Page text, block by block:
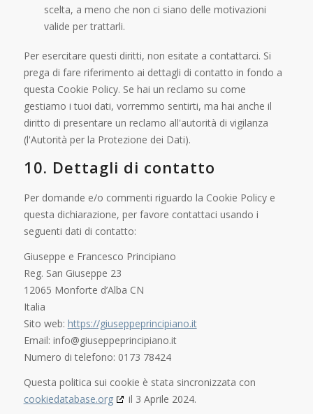
scelta, a meno che non ci siano delle motivazioni
valide per trattarli.
Per esercitare questi diritti, non esitate a contattarci. Si
prega di fare riferimento ai dettagli di contatto in fondo a
questa Cookie Policy. Se hai un reclamo su come
gestiamo i tuoi dati, vorremmo sentirti, ma hai anche il
diritto di presentare un reclamo all'autorità di vigilanza
(l'Autorità per la Protezione dei Dati).
10. Dettagli di contatto
Per domande e/o commenti riguardo la Cookie Policy e
questa dichiarazione, per favore contattaci usando i
seguenti dati di contatto:
Giuseppe e Francesco Principiano
Reg. San Giuseppe 23
12065 Monforte d’Alba CN
Italia
Sito web: https://giuseppeprincipiano.it
Email: info@giuseppeprincipiano.it
Numero di telefono: 0173 78424
Questa politica sui cookie è stata sincronizzata con
cookiedatabase.org
il 3 Aprile 2024.